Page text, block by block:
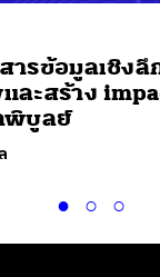
ารข้อมูลเชิงลึ
ละสร้าง
พิบูลย์